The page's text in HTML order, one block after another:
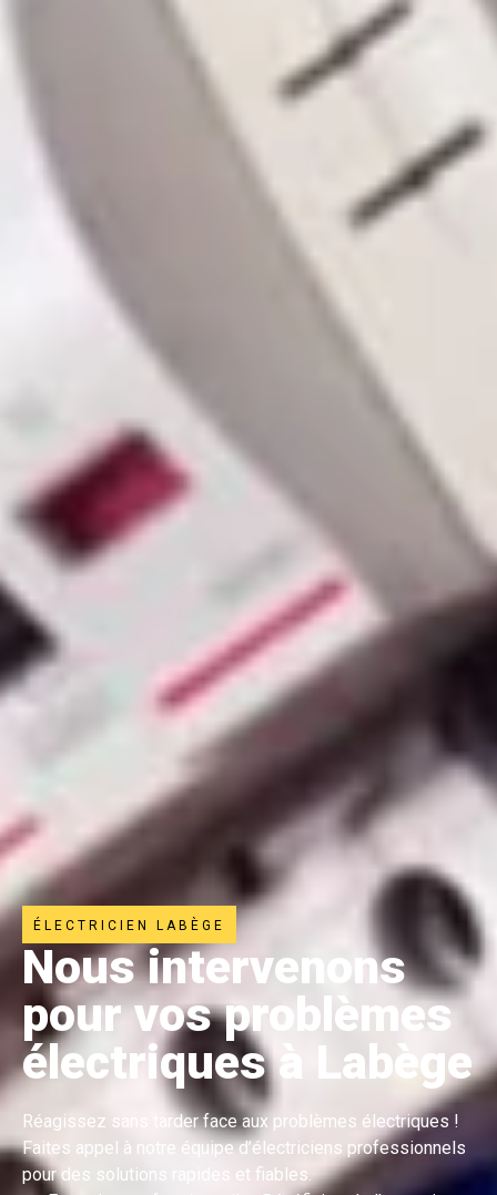
ÉLECTRICIEN LABÈGE
Nous intervenons
pour vos problèmes
électriques à Labège
Réagissez sans tarder face aux problèmes électriques !
Faites appel à notre équipe d’électriciens professionnels
pour des solutions rapides et fiables.